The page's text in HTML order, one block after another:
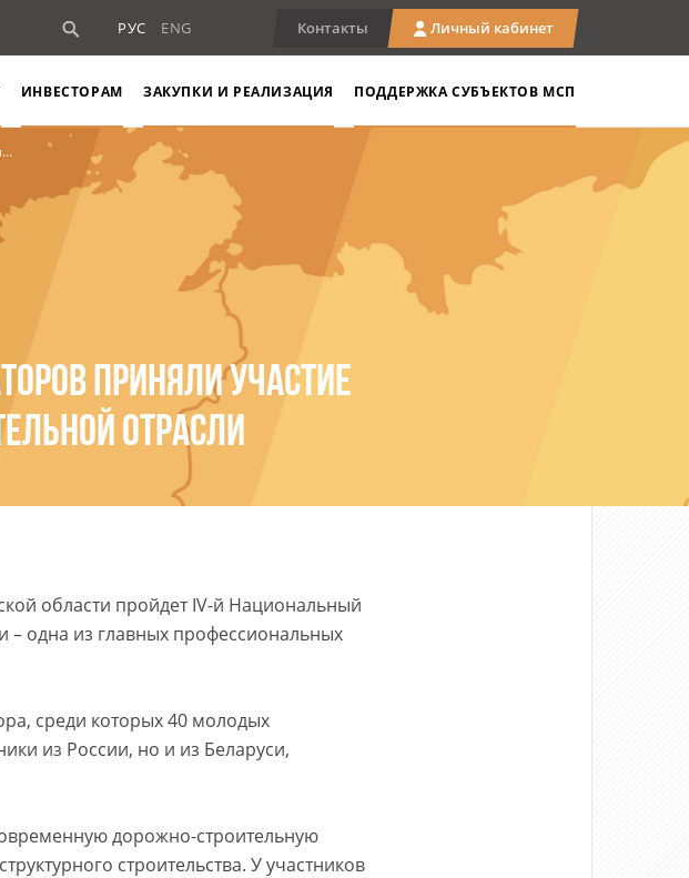
РУС ENG Контакты Личный кабинет
ИНВЕСТОРАМ ЗАКУПКИ И РЕАЛИЗАЦИЯ ПОДДЕРЖКА СУБЪЕКТОВ МСП
ПРИНЯЛИ УЧАСТИЕ
ОТРАСЛИ
области пройдет IV-й Национальный
– одна из главных профессиональных
среди которых 40 молодых
из России, но и из Беларуси,
дорожно-строительную
строительства. У участников